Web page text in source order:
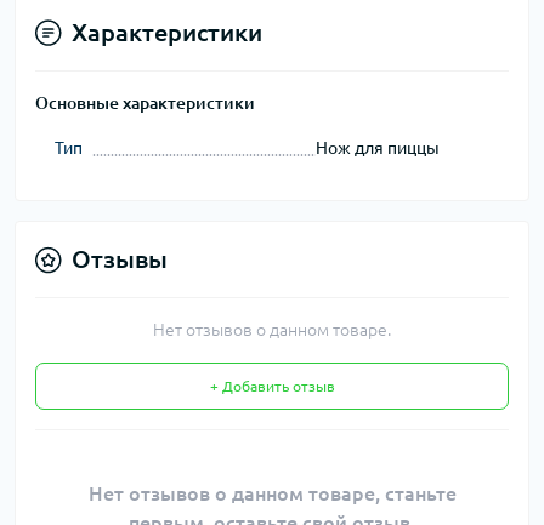
Характеристики
Основные характеристики
Тип Нож для пиццы
Отзывы
Нет отзывов о данном товаре.
+ Добавить отзыв
Нет отзывов о данном товаре, станьте